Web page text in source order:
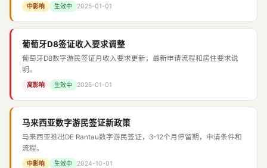
中影响 生效中 2025-01-01
葡萄牙D8签证收入要求调整
葡萄牙D8数字游民签证月收入要求更新，最新申请流程和居住要求说
明。
高影响 生效中 2025-01-01
马来西亚数字游民签证新政策
马来西亚推出DE Rantau数字游民签证，3-12个月停留期，申请条件和
流程。
中影响 生效中 2024-10-01